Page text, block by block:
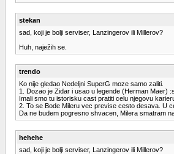
stekan
sad, koji je bolji serviser, Lanzingerov ili Millerov?
Huh, naježih se.
trendo
Ko nije gledao Nedeljni SuperG moze samo zaliti.
1. Dozao je Zidar i usao u legende (Herman Maer)
Imali smo tu istorisku cast pratiti celu njegovu
2. To se Bode Mileru vec previse cesto desava. U
Da ne budem pogresno shvacen, Milera smatram
hehehe
sad, koji je bolji serviser, Lanzingerov ili Millerov?